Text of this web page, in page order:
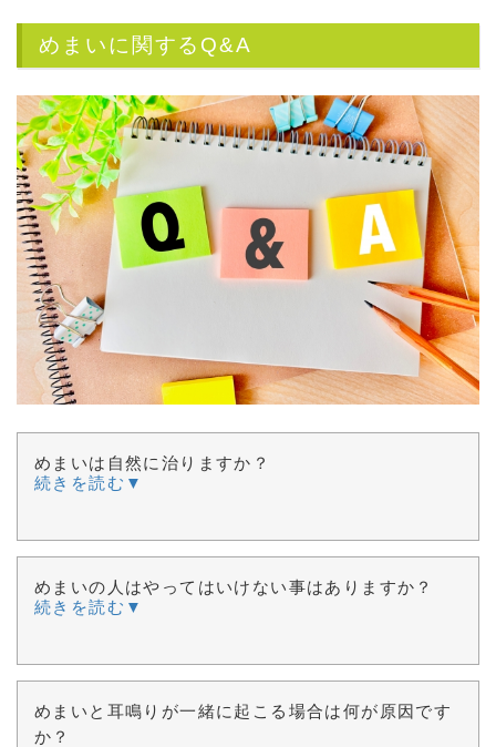
めまいに関するQ&A
めまいは自然に治りますか？
続きを読む▼
めまいの人はやってはいけない事はありますか？
続きを読む▼
めまいと耳鳴りが一緒に起こる場合は何が原因です
か？